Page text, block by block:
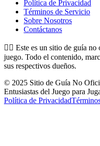
Política de Privacidad
Términos de Servicio
Sobre Nosotros
Contáctanos
👉🏻 Este es un sitio de guía no
juego. Todo el contenido,
sus respectivos dueños.
© 2025 Sitio de Guía No
Entusiastas del Juego para
Política de Privacidad